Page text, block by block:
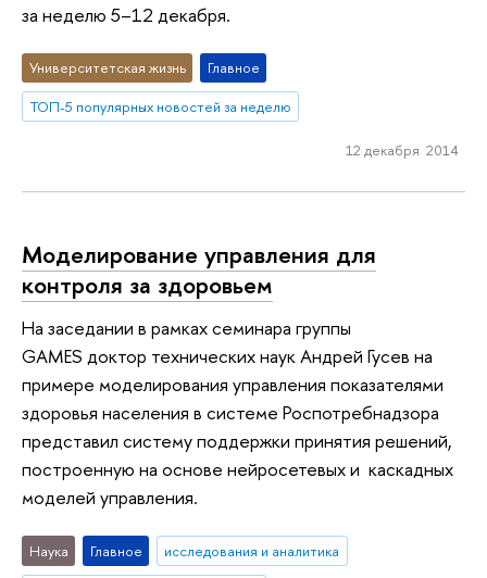
за неделю 5–12 декабря.
Университетская жизнь
Главное
ТОП-5 популярных новостей за неделю
12 декабря 2014
Моделирование управления для
контроля за здоровьем
На заседании в рамках семинара группы
GAMES доктор технических наук Андрей Гусев на
примере моделирования управления показателями
здоровья населения в системе Роспотребнадзора
представил систему поддержки принятия решений,
построенную на основе нейросетевых и каскадных
моделей управления.
Наука Главное
исследования и аналитика